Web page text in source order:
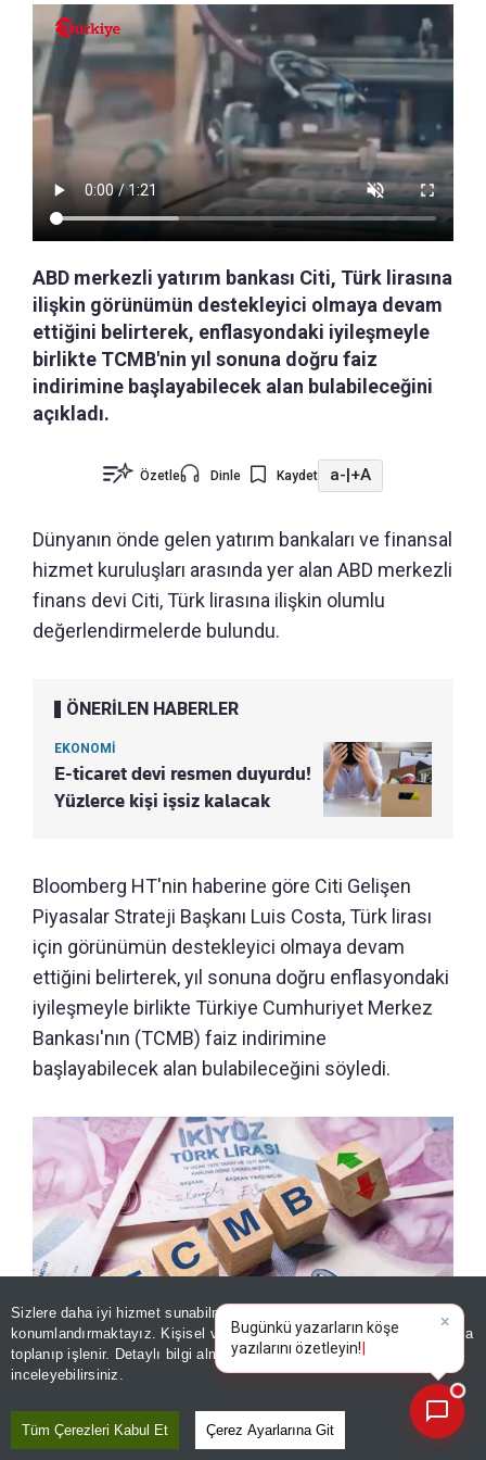
Sizlere daha iyi hizmet sunabilmek adına sitemizde
konumlandırmaktayız. Kişisel verileriniz, KVKK ve GDPR kapsamında
toplanıp işlenir. Detaylı bilgi almak içinAydınlatma Metnimizi
inceleyebilirsiniz.
Tüm Çerezleri Kabul Et Çerez Ayarlarına Git
ABD merkezli yatırım bankası Citi, Türk lirasına
ilişkin görünümün destekleyici olmaya devam
ettiğini belirterek, enflasyondaki iyileşmeyle
birlikte TCMB'nin yıl sonuna doğru faiz
indirimine başlayabilecek alan bulabileceğini
açıkladı.
Özetle Dinle Kaydet a-|+A
Dünyanın önde gelen yatırım bankaları ve finansal
hizmet kuruluşları arasında yer alan ABD merkezli
finans devi Citi, Türk lirasına ilişkin olumlu
değerlendirmelerde bulundu.
ÖNERİLEN HABERLER
EKONOMİ
E-ticaret devi resmen duyurdu!
Yüzlerce kişi işsiz kalacak
Bloomberg HT'nin haberine göre Citi Gelişen
Piyasalar Strateji Başkanı Luis Costa, Türk lirası
için görünümün destekleyici olmaya devam
ettiğini belirterek, yıl sonuna doğru enflasyondaki
iyileşmeyle birlikte Türkiye Cumhuriyet Merkez
Bankası'nın (TCMB) faiz indirimine
başlayabilecek alan bulabileceğini söyledi.
Merkez Bankası ne zaman faiz indirecek? Dünyaca ünlü dev
Bugünkü yazarların kö